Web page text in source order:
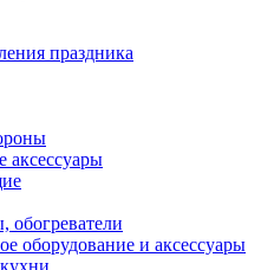
праздника
аксессуары
обогреватели
оборудование и аксессуары